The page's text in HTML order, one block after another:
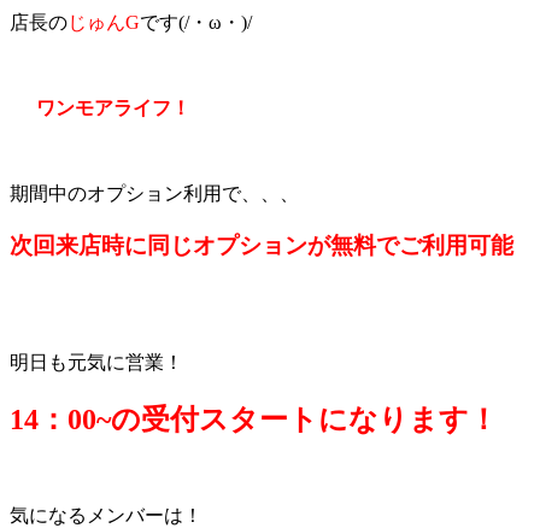
店長のじゅんGです(/・ω・)/
ワンモアライフ！
期間中のオプション利用で、、、
次回来店時に同じオプションが無料でご利用可能
明日も元気に営業！
14：00~の受付スタートになります！
気になるメンバーは！